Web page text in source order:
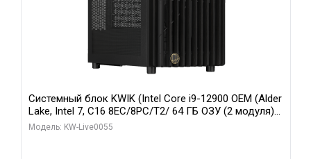
Системный блок KWIK (Intel Core i9-12900 OEM (Alder
Lake, Intel 7, C16 8EC/8PC/T2/ 64 ГБ ОЗУ (2 модуля)/
MSI RTX5080 SHADOW 3X OC 16GB GDDR7 256bit 3xDP
Модель: KW-Live0055